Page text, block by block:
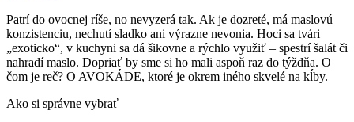
Patrí do ovocnej ríše, no nevyzerá tak. Ak je dozreté, má maslovú
konzistenciu, nechutí sladko ani výrazne nevonia. Hoci sa tvári
„exoticko“, v kuchyni sa dá šikovne a rýchlo využiť – spestrí šalát či
nahradí maslo. Dopriať by sme si ho mali aspoň raz do týždňa. O
čom je reč? O AVOKÁDE, ktoré je okrem iného skvelé na kĺby.
Ako si správne vybrať